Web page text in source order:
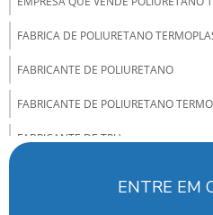
FABRICA DE POLIURETANO
FABRICANTE DE POLIURETANO
FABRICANTE DE POLIURETANO
FABRICANTE DE TPU
ENTRE EM